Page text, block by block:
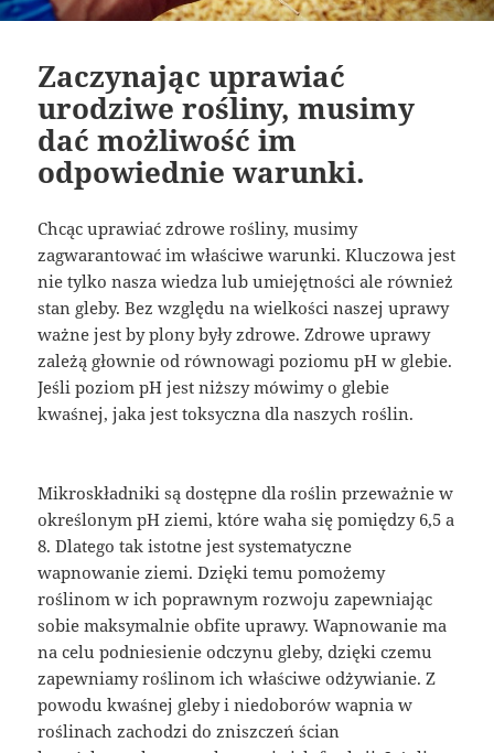
Zaczynając uprawiać
urodziwe rośliny, musimy
dać możliwość im
odpowiednie warunki.
Chcąc uprawiać zdrowe rośliny, musimy
zagwarantować im właściwe warunki. Kluczowa jest
nie tylko nasza wiedza lub umiejętności ale również
stan gleby. Bez względu na wielkości naszej uprawy
ważne jest by plony były zdrowe. Zdrowe uprawy
zależą głownie od równowagi poziomu pH w glebie.
Jeśli poziom pH jest niższy mówimy o glebie
kwaśnej, jaka jest toksyczna dla naszych roślin.
Mikroskładniki są dostępne dla roślin przeważnie w
określonym pH ziemi, które waha się pomiędzy 6,5 a
8. Dlatego tak istotne jest systematyczne
wapnowanie ziemi. Dzięki temu pomożemy
roślinom w ich poprawnym rozwoju zapewniając
sobie maksymalnie obfite uprawy. Wapnowanie ma
na celu podniesienie odczynu gleby, dzięki czemu
zapewniamy roślinom ich właściwe odżywianie. Z
powodu kwaśnej gleby i niedoborów wapnia w
roślinach zachodzi do zniszczeń ścian